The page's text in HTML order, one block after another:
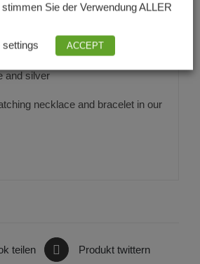
see above in the text
cultured pearls, onyx
and silver
necklace and bracelet in our
teilen Produkt twittern
Sie der Verwendung ALLER
settings ACCEPT